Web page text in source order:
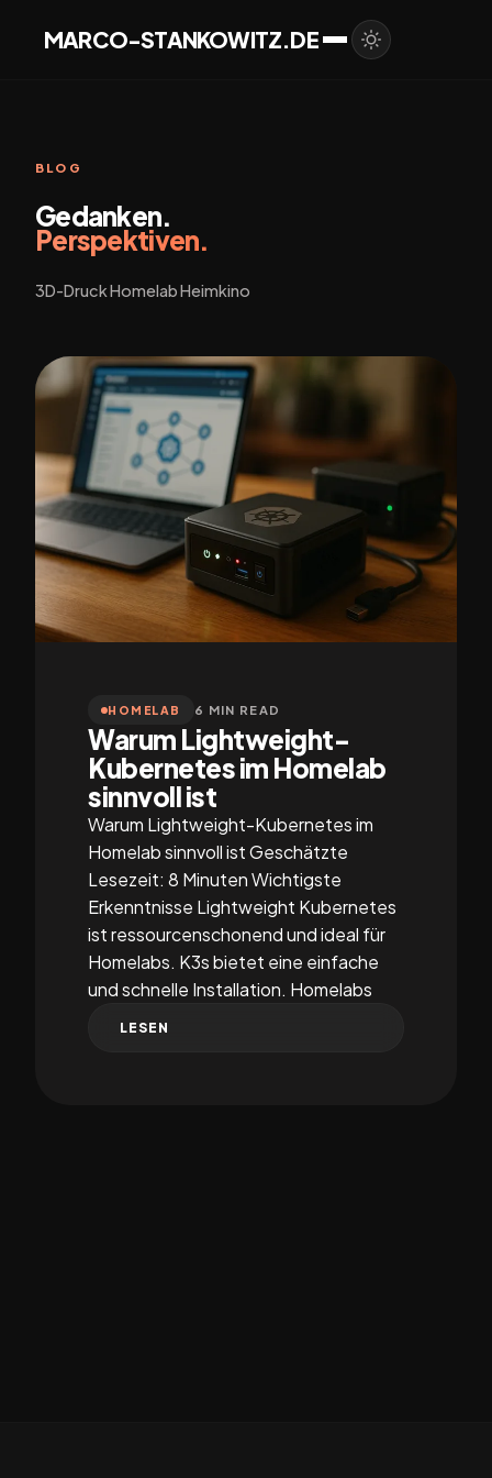
MARCO-STANKOWITZ.DE
BLOG
Gedanken.
Perspektiven.
3D-Druck Homelab Heimkino
HOMELAB 6 MIN READ
Warum Lightweight-
Kubernetes im Homelab
sinnvoll ist
Warum Lightweight-Kubernetes im
Homelab sinnvoll ist Geschätzte
Lesezeit: 8 Minuten Wichtigste
Erkenntnisse Lightweight Kubernetes
ist ressourcenschonend und ideal für
Homelabs. K3s bietet eine einfache
und schnelle Installation. Homelabs
LESEN